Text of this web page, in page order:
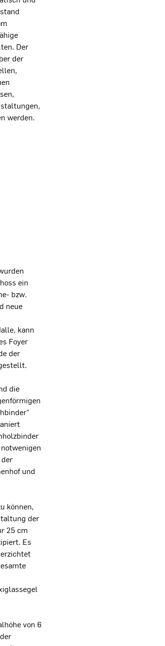
Der
der
werden.
ein
bzw.
neue
kann
Foyer
der
die
und
können,
der
25 cm
Es
von 6